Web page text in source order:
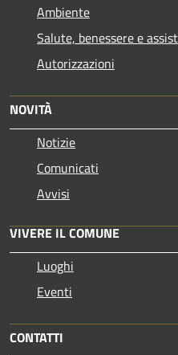
Ambiente
Salute, benessere e
Autorizzazioni
NOVITÀ
Notizie
Comunicati
Avvisi
VIVERE IL COMUNE
Luoghi
Eventi
CONTATTI